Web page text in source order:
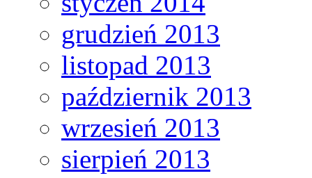
grudzień 2013
listopad 2013
październik 2013
wrzesień 2013
sierpień 2013